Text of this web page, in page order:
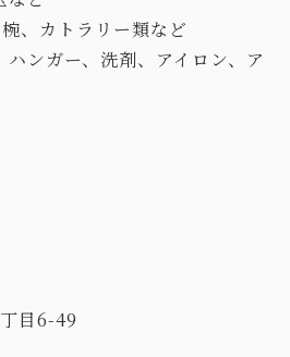
、カトラリー類など
ハンガー、洗剤、アイロン、ア
目6-49